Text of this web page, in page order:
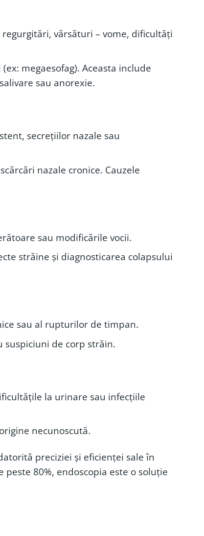
vărsături – vome, dificultăți
megaesofag). Aceasta include
sau anorexie.
secrețiilor nazale sau
nazale cronice. Cauzele
sau modificările vocii.
străine și diagnosticarea colapsului
sau al rupturilor de timpan.
de corp străin.
la urinare sau infecțiile
necunoscută.
preciziei și eficienței sale în
80%, endoscopia este o soluție